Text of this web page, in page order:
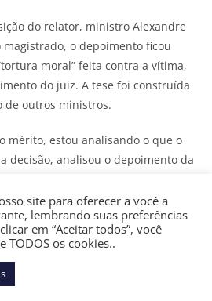
do relator, ministro Alexandre
o depoimento ficou
moral” feita contra a vítima,
do juiz. A tese foi construída
outros ministros.
mérito, estou analisando o que o
decisão, analisou o depoimento da
afirmou. “Se analisou e
prova tem que ser refeita. A
apresentou trechos do vídeo
site para oferecer a você a
lembrando suas preferências
em “Aceitar todos”, você
TODOS os cookies..